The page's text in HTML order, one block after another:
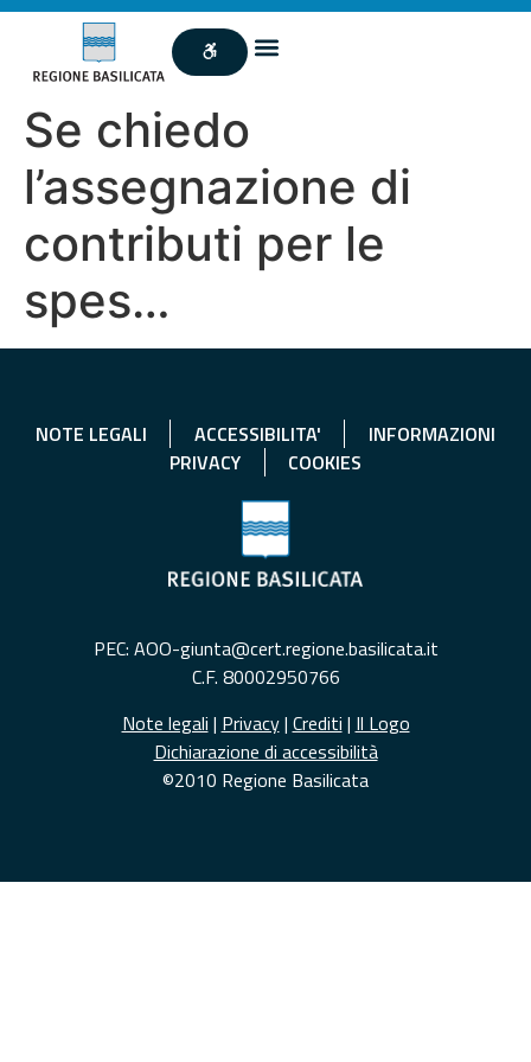
Se chiedo
l’assegnazione di
contributi per le
spes…
NOTE LEGALI ACCESSIBILITA'
INFORMAZIONI
PRIVACY
COOKIES
PEC: AOO-giunta@cert.regione.basilicata.it
C.F. 80002950766
Note legali | Privacy| Crediti | Il Logo
Dichiarazione di accessibilità
©2010 Regione Basilicata